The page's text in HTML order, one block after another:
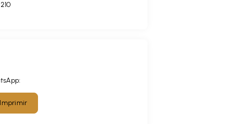
Imprimir